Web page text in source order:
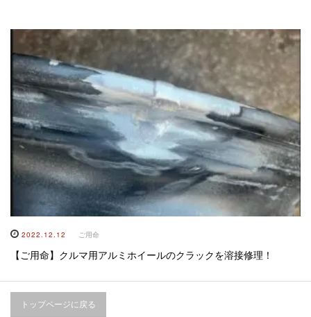
2022.12.12 ご用命
【ご用命】クルマ用アルミホイールのクラックを溶接修理！
トップページに戻る